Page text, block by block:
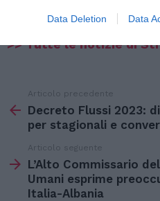
Data Deletion Data
>> Tutte le notizie di
di
Articolo precedente
Decreto Flussi 2023:
per stagionali e
Articolo seguente
L’Alto Commissario
Umani esprime
Italia-Albania